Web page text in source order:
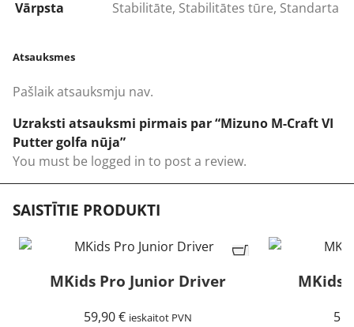
Vārpsta
Stabilitāte, Stabilitātes tūre, Standarta
Atsauksmes
Pašlaik atsauksmju nav.
Uzraksti atsauksmi pirmais par “Mizuno M-Craft VI
Putter golfa nūja”
You must be logged in to post a review.
SAISTĪTIE PRODUKTI
MKids Pro Junior Driver
59,90€ ieskaitot PVN
MKids